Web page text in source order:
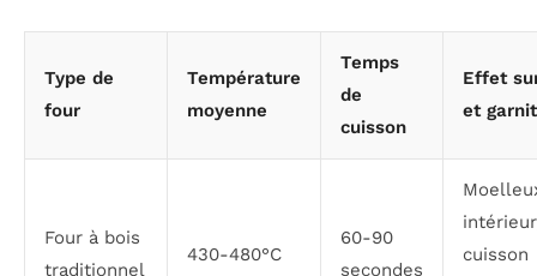
Type de
four
Température
moyenne
Temps
de
cuisson
Effet
et
Four à bois
traditionnel
430-480°C
60-90
secondes
cuisson